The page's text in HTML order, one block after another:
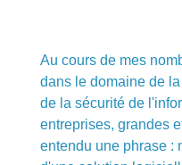
Au cours de mes
dans le domaine de
de la sécurité de
entreprises, grandes
entendu une phrase :